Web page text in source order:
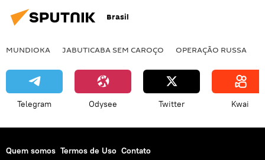
Brasil
MUNDIOKA JABUTICABA SEM CAROÇO OPERAÇÃO RUSSA
Telegram Odysee Twitter Kwai
Quem somos Termos de Uso Contato